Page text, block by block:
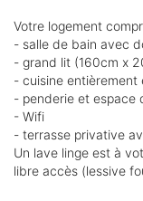
Votre logement
- salle de bain avec
- grand lit (160cm x
- cuisine entièrement
- penderie et espace
- Wifi
- terrasse privative
Un lave linge est à
libre accès (lessive